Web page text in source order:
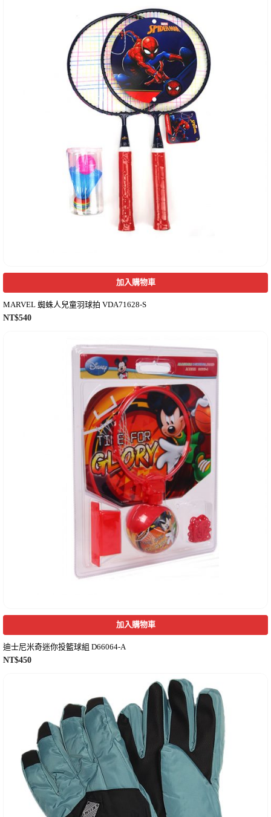
加入購物車
MARVEL 蜘蛛人兒童羽球拍 VDA71628-S
NT$540
加入購物車
迪士尼米奇迷你投籃球組 D66064-A
NT$450